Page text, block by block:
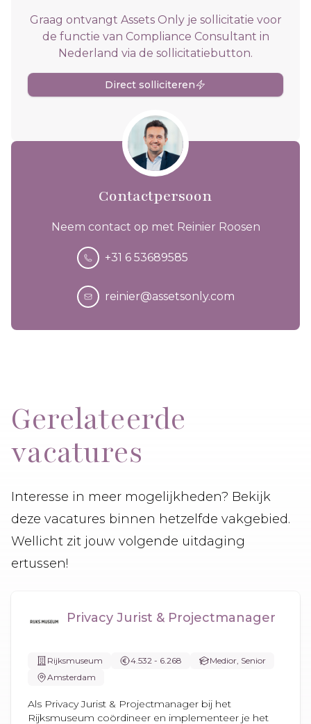
Graag ontvangt Assets Only je sollicitatie voor
de functie van Compliance Consultant in
Nederland via de sollicitatiebutton.
Direct solliciteren
Contactpersoon
Neem contact op met Reinier Roosen
+31 6 53689585
reinier@assetsonly.com
Gerelateerde
vacatures
Interesse in meer mogelijkheden? Bekijk
deze vacatures binnen hetzelfde vakgebied.
Wellicht zit jouw volgende uitdaging
ertussen!
Privacy Jurist & Projectmanager
Rijksmuseum 4.532 - 6.268
Medior, Senior
Amsterdam
Als Privacy Jurist & Projectmanager bij het
Rijksmuseum coördineer en implementeer je het